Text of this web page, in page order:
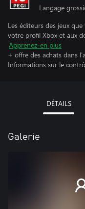
Langage
Les éditeurs des jeux
votre profil Xbox et aux
Apprenez-en plus
+ offre des achats dans
Informations sur le
DÉTAILS
Galerie